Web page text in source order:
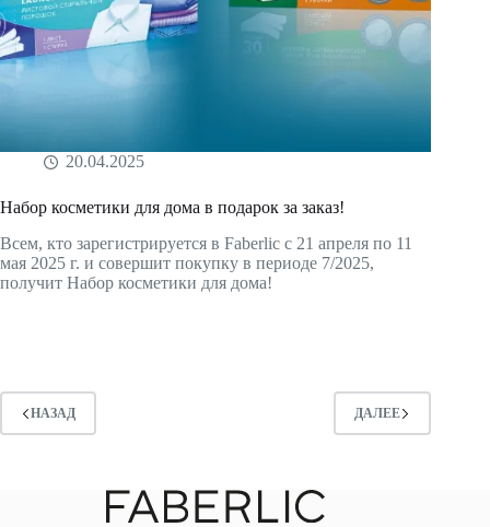
20.04.2025
Набор косметики для дома в подарок за заказ!
Всем, кто зарегистрируется в Faberlic с 21 апреля по 11
мая 2025 г. и совершит покупку в периоде 7/2025,
получит Набор косметики для дома!
НАЗАД ДАЛЕЕ